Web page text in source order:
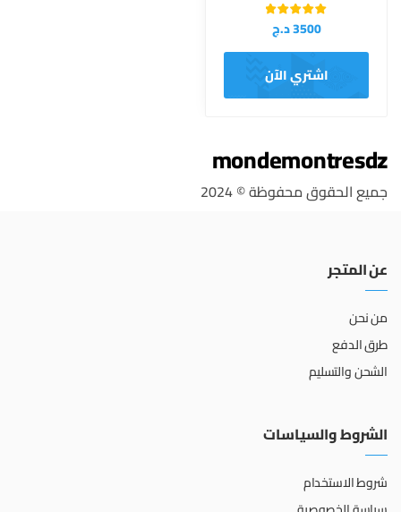
تم
التقييم
من 5
3500د.ج
اشتري الآن
mondemontresdz
جميع الحقوق محفوظة © 2024
عن المتجر
من نحن
طرق الدفع
الشحن والتسليم
الشروط والسياسات
شروط الاستخدام